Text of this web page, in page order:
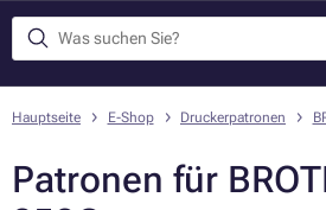
Hauptseite E-Shop Druckerpatronen
Patronen für